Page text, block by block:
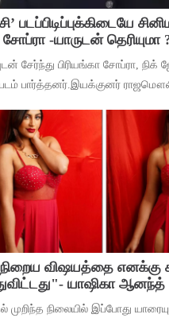
படப்பிடிப்புக்கிடையே
-யாருடன் தெரியுமா
சேர்ந்து பிரியங்கா சோப்ரா,
படம் பார்த்தனர்.இயக்குனர்
நிறைய விஷயத்தை எனக்கு
யாஷிகா ஆனந்த்
முறிந்த நிலையில் இப்போது